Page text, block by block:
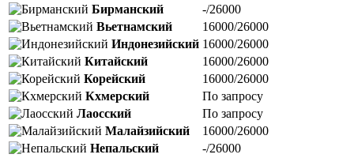
Бирманский
-/26000
Вьетнамский
16000/26000
Индонезийский 16000/26000
Китайский
16000/26000
Корейский
16000/26000
Кхмерский
По запросу
Лаосский
По запросу
Малайзийский
16000/26000
Непальский
-/26000